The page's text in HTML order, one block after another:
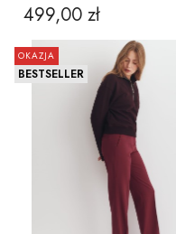
Cena
499,00 zł
ZOBACZ PRODUKT
OKAZJA
BESTSELLER